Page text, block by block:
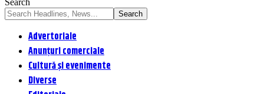
Search
Advertoriale
Anunțuri comerciale
Cultură și evenimente
Diverse